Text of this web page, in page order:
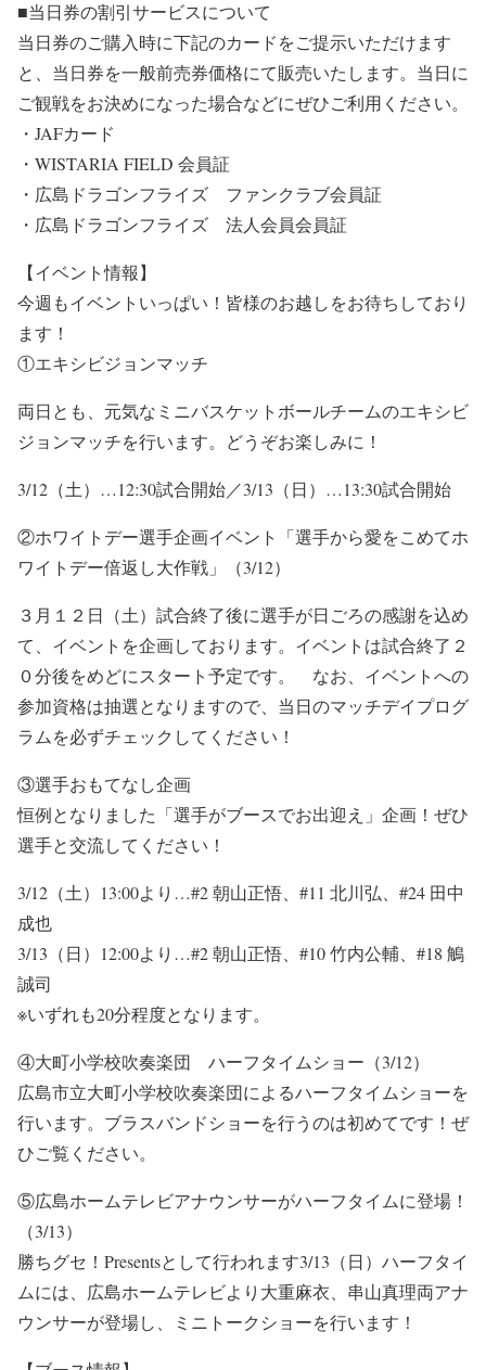
■当日券の割引サービスについて
当日券のご購入時に下記のカードをご提示いただけます
と、当日券を一般前売券価格にて販売いたします。当日に
ご観戦をお決めになった場合などにぜひご利用ください。
・JAFカード
・WISTARIA FIELD 会員証
・広島ドラゴンフライズ ファンクラブ会員証
・広島ドラゴンフライズ 法人会員会員証
【イベント情報】
今週もイベントいっぱい！皆様のお越しをお待ちしており
ます！
①エキシビジョンマッチ
両日とも、元気なミニバスケットボールチームのエキシビ
ジョンマッチを行います。どうぞお楽しみに！
3/12（土）…12:30試合開始／3/13（日）…13:30試合開始
②ホワイトデー選手企画イベント「選手から愛をこめてホ
ワイトデー倍返し大作戦」（3/12）
３月１２日（土）試合終了後に選手が日ごろの感謝を込め
て、イベントを企画しております。イベントは試合終了２
０分後をめどにスタート予定です。 なお、イベントへの
参加資格は抽選となりますので、当日のマッチデイプログ
ラムを必ずチェックしてください！
③選手おもてなし企画
恒例となりました「選手がブースでお出迎え」企画！ぜひ
選手と交流してください！
3/12（土）13:00より…#2 朝山正悟、#11 北川弘、#24 田中
成也
3/13（日）12:00より…#2 朝山正悟、#10 竹内公輔、#18 鵤
誠司
※いずれも20分程度となります。
④大町小学校吹奏楽団 ハーフタイムショー（3/12）
広島市立大町小学校吹奏楽団によるハーフタイムショーを
行います。ブラスバンドショーを行うのは初めてです！ぜ
ひご覧ください。
⑤広島ホームテレビアナウンサーがハーフタイムに登場！
（3/13）
勝ちグセ！Presentsとして行われます3/13（日）ハーフタイ
ムには、広島ホームテレビより大重麻衣、串山真理両アナ
ウンサーが登場し、ミニトークショーを行います！